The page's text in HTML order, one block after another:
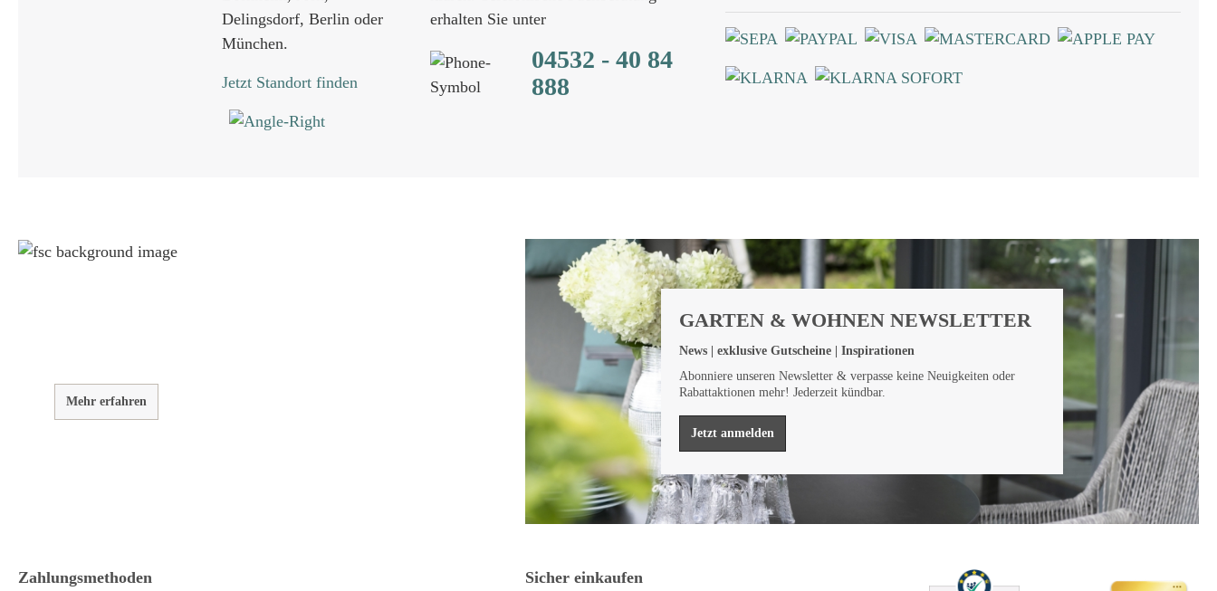
Delingsdorf, Berlin oder
München.
Jetzt Standort finden
erhalten Sie unter
04532 - 40 84
888
Mehr erfahren
GARTEN & WOHNEN NEWSLETTER
News | exklusive Gutscheine | Inspirationen
Abonniere unseren Newsletter & verpasse keine Neuigkeiten oder
Rabattaktionen mehr! Jederzeit kündbar.
Jetzt anmelden
Zahlungsmethoden Sicher einkaufen